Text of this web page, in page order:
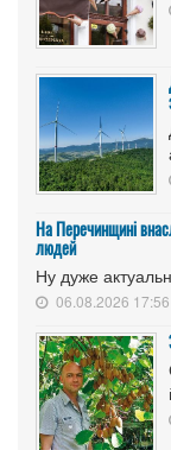
На Перечинщині
людей
Ну дуже
06.08.2026 17:56